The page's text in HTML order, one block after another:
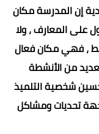
إن المدرسة مكان
على المعارف ، ولا
، فهي مكان فعال
من الأنشطة
شخصية التلميذ
تحديات ومشاكل